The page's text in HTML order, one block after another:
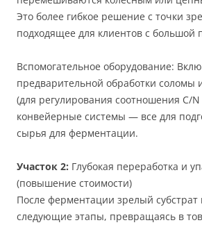
Это более гибкое решение с точки
подходящее для клиентов с большой
Вспомогательное оборудование:
предварительной обработки соломы
(для регулирования соотношения C/
конвейерные системы — все для
сырья для ферментации.
Участок 2: Глубокая переработка и
(повышение стоимости)
После ферментации зрелый субстрат
следующие этапы, превращаясь в